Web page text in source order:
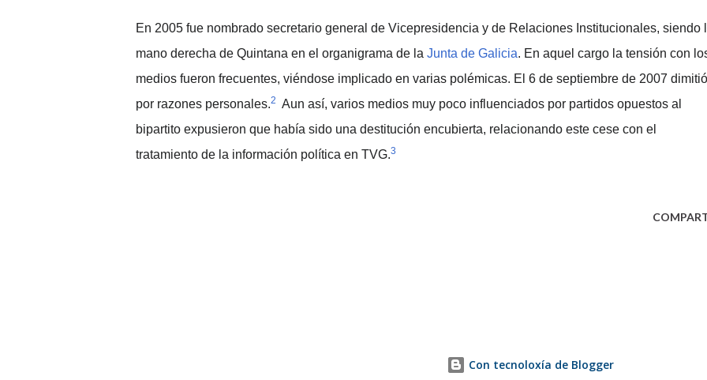
En 2005 fue nombrado secretario general de Vicepresidencia y de Relaciones Institucionales, siendo
mano derecha de Quintana en el organigrama de la Junta de Galicia. En aquel cargo la tensión con
medios fueron frecuentes, viéndose implicado en varias polémicas. El 6 de septiembre de 2007 dimitió
por razones personales.2 Aun así, varios medios muy poco influenciados por partidos opuestos al
bipartito expusieron que había sido una destitución encubierta, relacionando este cese con el
tratamiento de la información política en TVG.3
Con tecnoloxía de Blogger